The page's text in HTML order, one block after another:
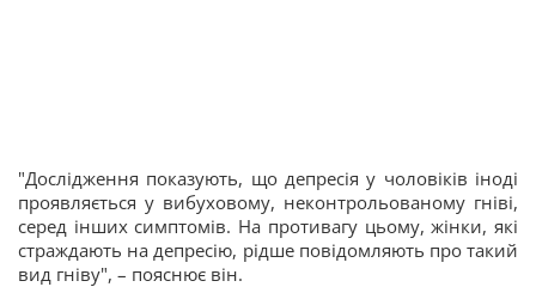
"Дослідження показують, що депресія у чоловіків іноді
проявляється у вибуховому, неконтрольованому гніві,
серед інших симптомів. На противагу цьому, жінки, які
страждають на депресію, рідше повідомляють про такий
вид гніву", – пояснює він.